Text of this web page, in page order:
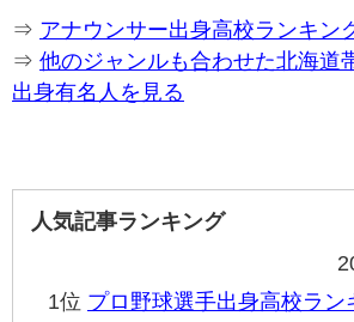
⇒ アナウンサー出身高校ランキン
⇒ 他のジャンルも合わせた北海道
出身有名人を見る
人気記事ランキング
1位 プロ野球選手出身高校ラン